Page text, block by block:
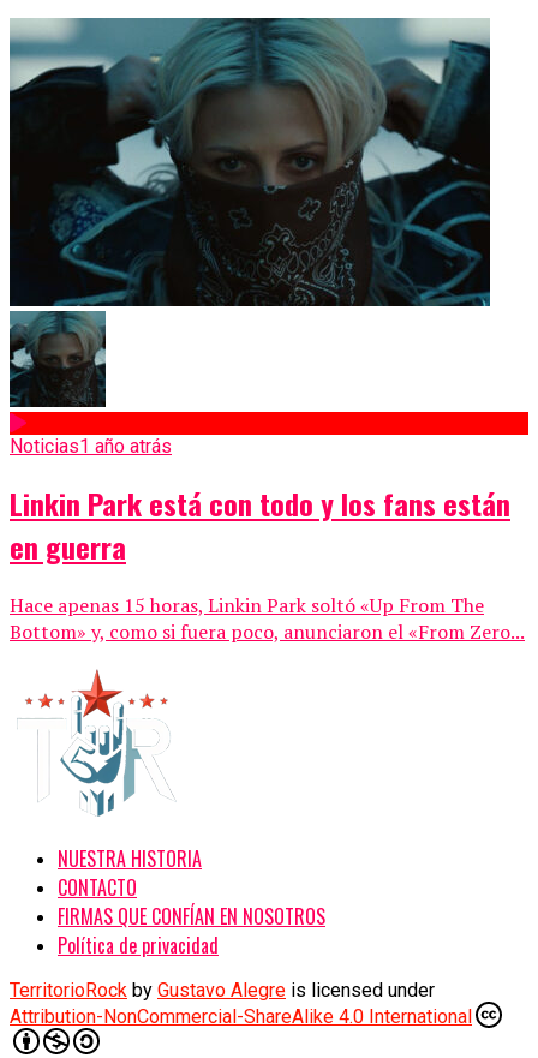
Noticias1 año atrás
Linkin Park está con todo y los fans están
en guerra
Hace apenas 15 horas, Linkin Park soltó «Up From The
Bottom» y, como si fuera poco, anunciaron el «From Zero...
NUESTRA HISTORIA
CONTACTO
FIRMAS QUE CONFÍAN EN NOSOTROS
Política de privacidad
TerritorioRock by Gustavo Alegre is licensed under
Attribution-NonCommercial-ShareAlike 4.0 International